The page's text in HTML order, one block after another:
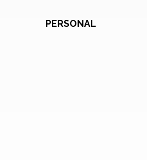
PERSONAL